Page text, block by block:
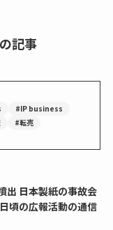
記事
#IP business
#転売
出 日本製紙の事故会
頃の広報活動の通信